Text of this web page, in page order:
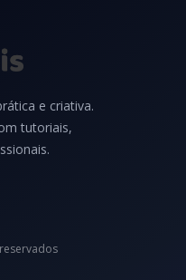
e criativa.
tutoriais,